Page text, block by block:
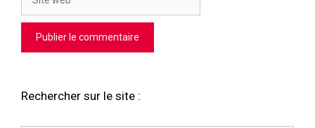
web
Rechercher sur le site :